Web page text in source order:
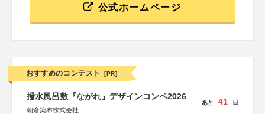
公式ホームページ
おすすめのコンテスト [PR]
撥水風呂敷『ながれ』デザインコンペ2026
朝倉染布株式会社
あと 41 日